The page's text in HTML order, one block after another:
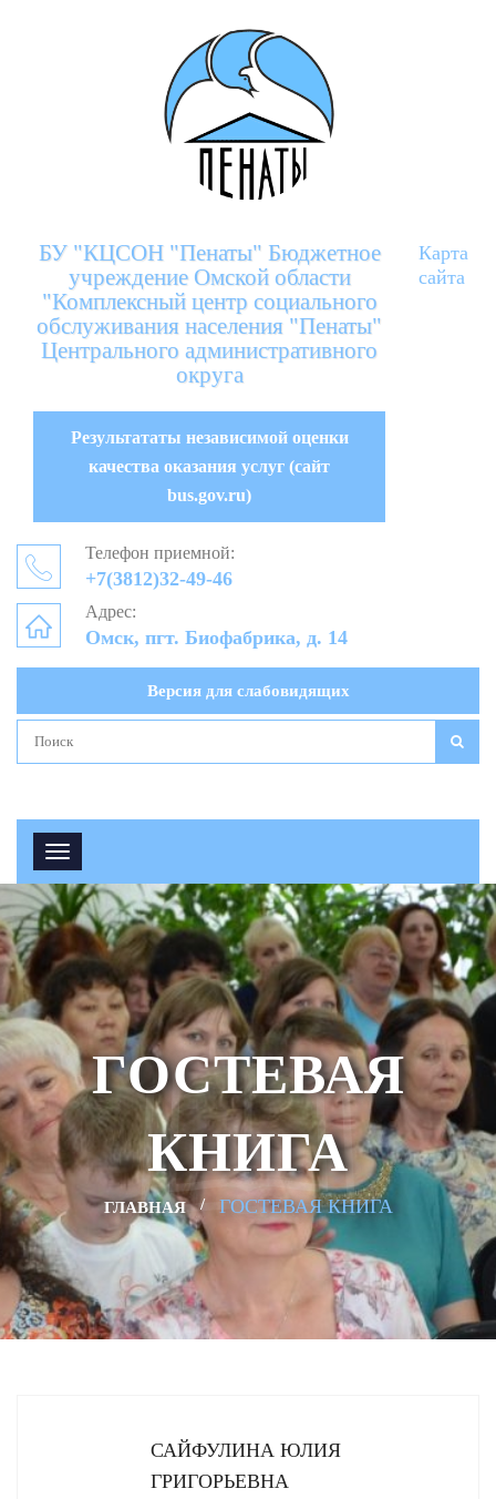
БУ "КЦСОН "Пенаты" Бюджетное
учреждение Омской области
"Комплексный центр социального
обслуживания населения "Пенаты"
Центрального административного
округа
Результататы независимой оценки
качества оказания услуг (сайт
bus.gov.ru)
Карта
сайта
Телефон приемной:
+7(3812)32-49-46
Адрес:
Омск, пгт. Биофабрика, д. 14
Версия для слабовидящих
ГОСТЕВАЯ
КНИГА
ГЛАВНАЯ ГОСТЕВАЯ КНИГА
САЙФУЛИНА ЮЛИЯ
ГРИГОРЬЕВНА